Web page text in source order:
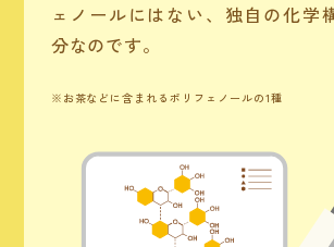
ェノールにはない、独自の化学
分なのです。
お茶などに含まれるポリフェノールの1種